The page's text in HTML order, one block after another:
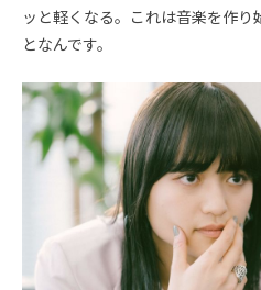
ッと軽くなる。これは音楽を作り
となんです。